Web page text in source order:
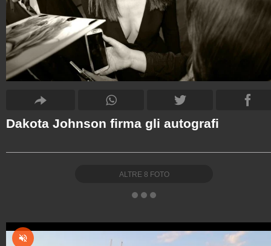
Dakota Johnson firma gli autografi
ALTRE 8 FOTO